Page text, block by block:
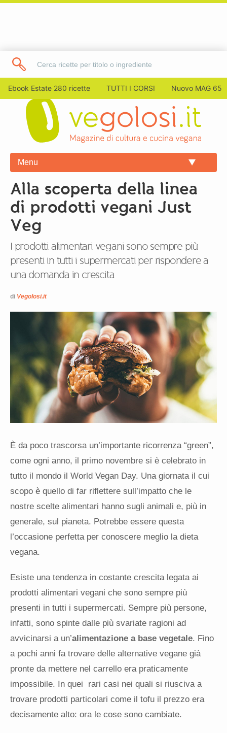
Ebook Estate 280 ricette TUTTI I CORSI Nuovo MAG 65
Menu
Alla scoperta della linea
di prodotti vegani Just
Veg
I prodotti alimentari vegani sono sempre più
presenti in tutti i supermercati per rispondere a
una domanda in crescita
di Vegolosi.it
È da poco trascorsa un’importante ricorrenza “green”,
come ogni anno, il primo novembre si è celebrato in
tutto il mondo il World Vegan Day. Una giornata il cui
scopo è quello di far riflettere sull’impatto che le
nostre scelte alimentari hanno sugli animali e, più in
generale, sul pianeta. Potrebbe essere questa
l’occasione perfetta per conoscere meglio la dieta
vegana.
Esiste una tendenza in costante crescita legata ai
prodotti alimentari vegani che sono sempre più
presenti in tutti i supermercati. Sempre più persone,
infatti, sono spinte dalle più svariate ragioni ad
avvicinarsi a un’alimentazione a base vegetale. Fino
a pochi anni fa trovare delle alternative vegane già
pronte da mettere nel carrello era praticamente
impossibile. In quei rari casi nei quali si riusciva a
trovare prodotti particolari come il tofu il prezzo era
decisamente alto: ora le cose sono cambiate.